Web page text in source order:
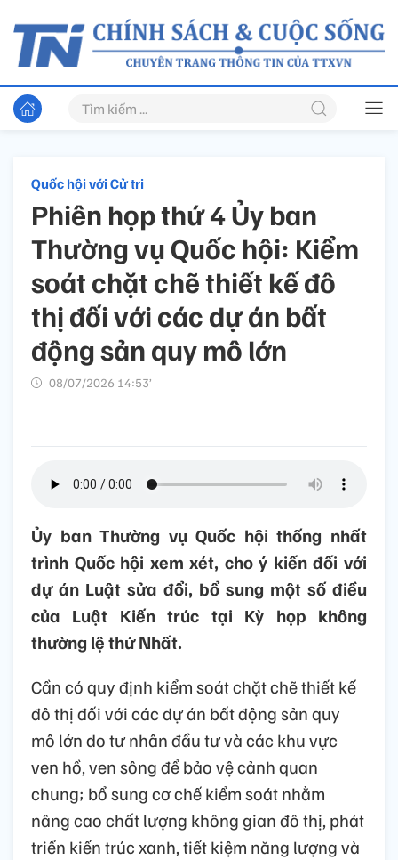
Quốc hội với Cử tri
Phiên họp thứ 4 Ủy ban
Thường vụ Quốc hội: Kiểm
soát chặt chẽ thiết kế đô
thị đối với các dự án bất
động sản quy mô lớn
08/07/2026 14:53’
Ủy ban Thường vụ Quốc hội thống nhất
trình Quốc hội xem xét, cho ý kiến đối với
dự án Luật sửa đổi, bổ sung một số điều
của Luật Kiến trúc tại Kỳ họp không
thường lệ thứ Nhất.
Cần có quy định kiểm soát chặt chẽ thiết kế
đô thị đối với các dự án bất động sản quy
mô lớn do tư nhân đầu tư và các khu vực
ven hồ, ven sông để bảo vệ cảnh quan
chung; bổ sung cơ chế kiểm soát nhằm
nâng cao chất lượng không gian đô thị, phát
triển kiến trúc xanh, tiết kiệm năng lượng và